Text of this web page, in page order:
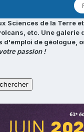
Sciences de la Terre
etc. Une galerie
de géologue,
passion !